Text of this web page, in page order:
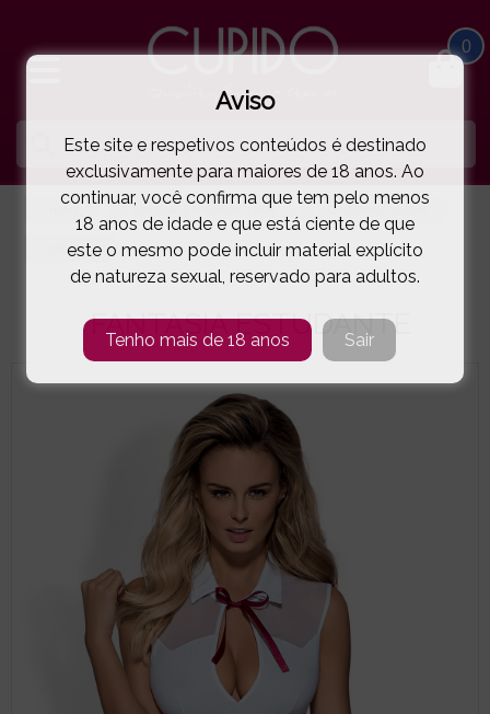
0
LINGERIE E ROUPA MULHER FANTASIAS OUSADAS
OBSESSIVE FANTASIA ESTUDANTE( 5-8205E )
FANTASIA ESTUDANTE
Aviso
Este site e respetivos conteúdos é destinado
exclusivamente para maiores de 18 anos. Ao
continuar, você confirma que tem pelo menos
18 anos de idade e que está ciente de que
este o mesmo pode incluir material explícito
de natureza sexual, reservado para adultos.
Tenho mais de 18 anos Sair